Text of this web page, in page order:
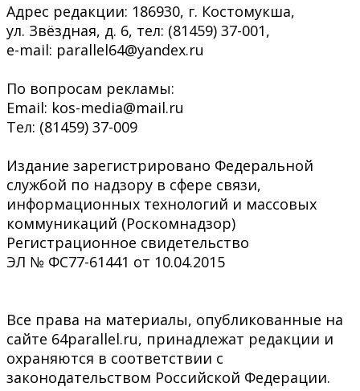
Адрес редакции: 186930, г. Костомукша,
ул. Звёздная, д. 6, тел: (81459) 37-001,
e-mail: parallel64@yandex.ru
По вопросам рекламы:
Email: kos-media@mail.ru
Тел: (81459) 37-009
Издание зарегистрировано Федеральной
службой по надзору в сфере связи,
информационных технологий и массовых
коммуникаций (Роскомнадзор)
Регистрационное свидетельство
ЭЛ № ФС77-61441 от 10.04.2015
Все права на материалы, опубликованные на
сайте 64parallel.ru, принадлежат редакции и
охраняются в соответствии с
законодательством Российской Федерации.